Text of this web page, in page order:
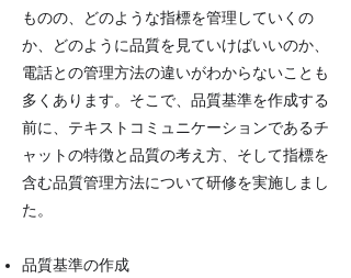
ものの、どのような指標を管理していくの
か、どのように品質を見ていけばいいのか、
電話との管理方法の違いがわからないことも
多くあります。そこで、品質基準を作成する
前に、テキストコミュニケーションであるチ
ャットの特徴と品質の考え方、そして指標を
含む品質管理方法について研修を実施しまし
た。
品質基準の作成